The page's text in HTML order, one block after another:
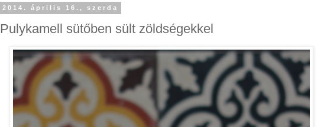
2014. április 16., szerda
Pulykamell sütőben sült zöldségekkel